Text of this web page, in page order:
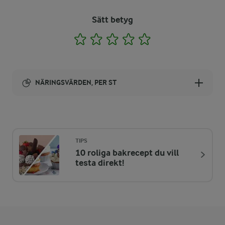
Sätt betyg
1 2 3 4
NÄRINGSVÄRDEN, PER ST
ENERGIDISTRIBUTION %
NÄRINGSVÄRDEN PER ST
TIPS
10 roliga bakrecept du vill
testa direkt!